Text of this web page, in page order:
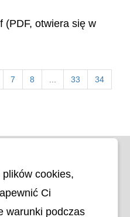
(PDF, otwiera się w
7 8 ... 33 34
cookies,
Ci
warunki podczas